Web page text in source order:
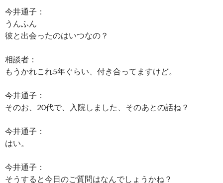
今井通子：
うんふん
彼と出会ったのはいつなの？
相談者：
もうかれこれ5年ぐらい、付き合ってますけど。
今井通子：
そのお、20代で、入院しました、そのあとの話ね？
今井通子：
はい。
今井通子：
そうすると今日のご質問はなんでしょうかね？